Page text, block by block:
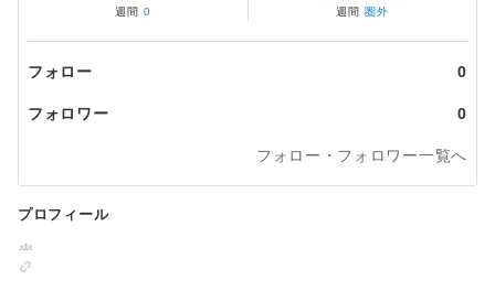
週間 0 週間 圏外
フォロー 0
フォロワー 0
フォロー・フォロワー一覧へ
プロフィール